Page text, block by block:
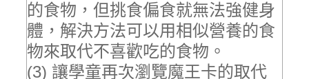
的食物，但挑食偏食就無法強健身
體，解決方法可以用相似營養的食
物來取代不喜歡吃的食物。
(3) 讓學童再次瀏覽魔王卡的取代